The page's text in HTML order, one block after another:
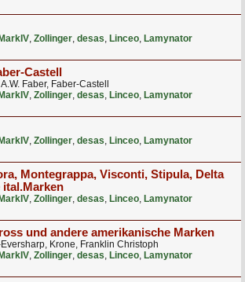
MarkIV, Zollinger, desas, Linceo, Lamynator
Castell
Faber, Faber-Castell
MarkIV, Zollinger, desas, Linceo, Lamynator
MarkIV, Zollinger, desas, Linceo, Lamynator
Montegrappa, Visconti, Stipula, Delta
ital.Marken
MarkIV, Zollinger, desas, Linceo, Lamynator
und andere amerikanische Marken
Krone, Franklin Christoph
MarkIV, Zollinger, desas, Linceo, Lamynator